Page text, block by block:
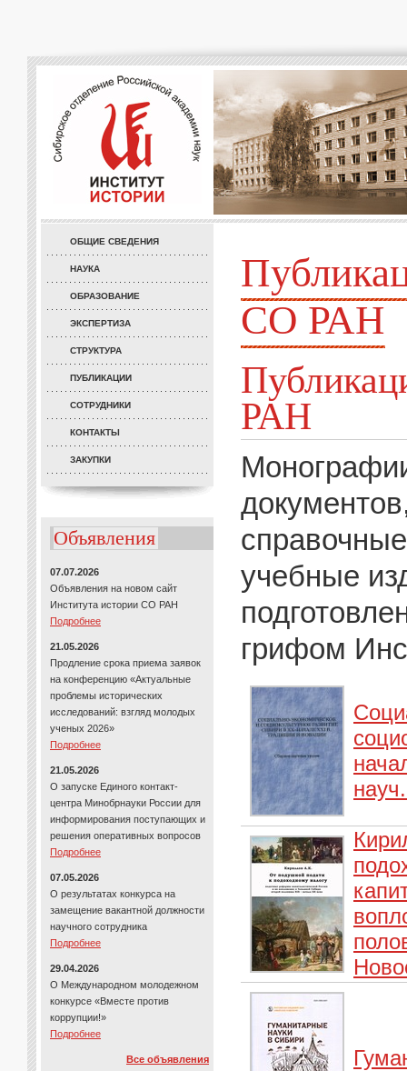
ОБЩИЕ СВЕДЕНИЯ
НАУКА
ОБРАЗОВАНИЕ
ЭКСПЕРТИЗА
СТРУКТУРА
ПУБЛИКАЦИИ
СОТРУДНИКИ
КОНТАКТЫ
ЗАКУПКИ
Объявления
07.07.2026
Объявления на новом сайт
Института истории СО РАН
Подробнее
21.05.2026
Продление срока приема заявок
на конференцию «Актуальные
проблемы исторических
исследований: взгляд молодых
ученых 2026»
Подробнее
21.05.2026
О запуске Единого контакт-
центра Минобрнауки России для
информирования поступающих и
решения оперативных вопросов
Подробнее
07.05.2026
О результатах конкурса на
замещение вакантной должности
научного сотрудника
Подробнее
29.04.2026
О Международном молодежном
конкурсе «Вместе против
коррупции!»
Подробнее
Все объявления
СО РАН
РАН
учебные
грифом